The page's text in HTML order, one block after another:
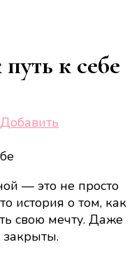
к себе
Добавить
— это не просто
история о том, как
свою мечту. Даже
закрыты.